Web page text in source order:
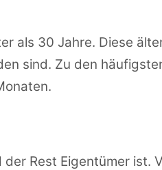
als 30 Jahre. Diese
sind. Zu den
Rest Eigentümer ist.